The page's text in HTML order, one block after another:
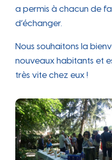
a permis à chacun de
d’échanger.
Nous souhaitons la
nouveaux habitants et
très vite chez eux !